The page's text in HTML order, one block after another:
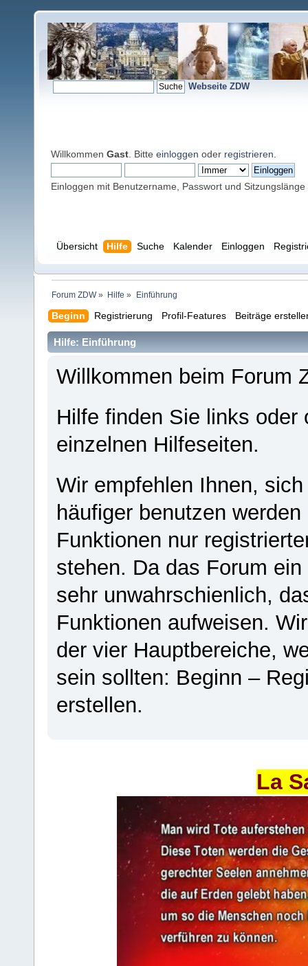
Webseite ZDW
Willkommen Gast . Bitte einloggen oder registrieren
Einloggen mit Benutzername, Passwort und Sitzungslänge
Übersicht Hilfe Suche Kalender Einloggen
Forum ZDW» Hilfe » Einführung
Beginn Registrierung Profil-Features Beiträge
Hilfe: Einführung
Willkommen beim Forum
Hilfe finden Sie links
einzelnen Hilfeseiten.
Wir empfehlen Ihnen,
häufiger benutzen
Funktionen nur
stehen. Da das Forum
sehr unwahrschienlich,
Funktionen aufweisen.
der vier Hauptbereiche,
sein sollten: Beginn –
erstellen.
La